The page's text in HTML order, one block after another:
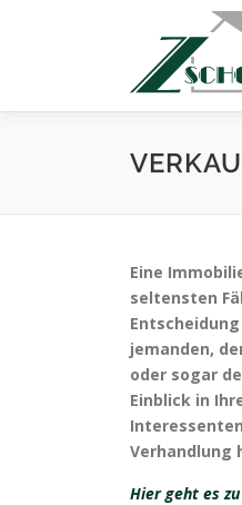
Eine
seltensten
jemanden,
oder sogar
Einblick in
Verhandlung
Hier geht es